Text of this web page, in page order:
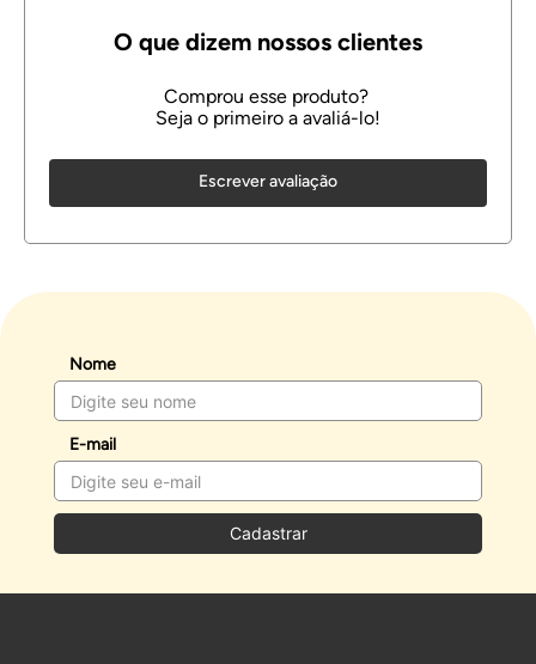
Escrever avaliação
Nome
E-mail
Cadastrar